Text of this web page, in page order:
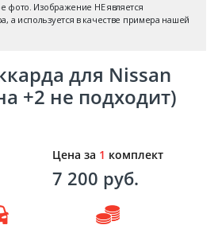
фото. Изображение НЕ является
а используется в качестве примера нашей
для Nissan
+2 не подходит)
Цена за 1 комплект
7 200 руб.